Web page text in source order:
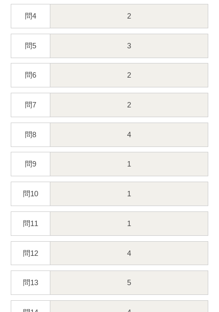
問4 2
問5 3
問6 2
問7 2
問8 4
問9 1
問10 1
問11 1
問12 4
問13 5